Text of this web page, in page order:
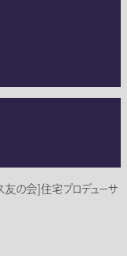
友の会]住宅プロデューサ